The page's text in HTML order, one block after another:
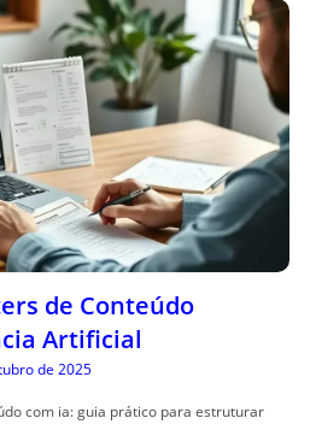
de Conteúdo
Artificial
de 2025
com ia: guia prático para estruturar